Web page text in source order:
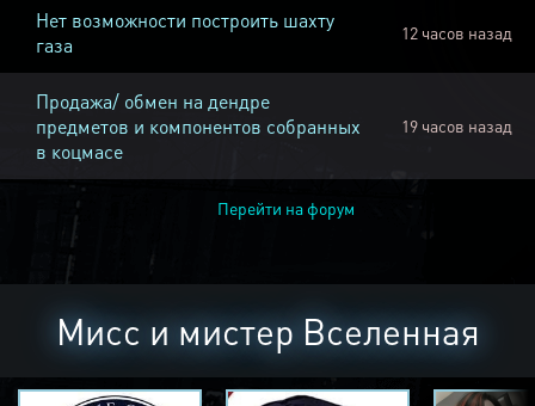
Нет возможности построить шахту
газа
12 часов назад
Продажа/ обмен на дендре
предметов и компонентов собранных
в коцмасе
19 часов назад
Перейти на форум
Мисс и мистер Вселенная